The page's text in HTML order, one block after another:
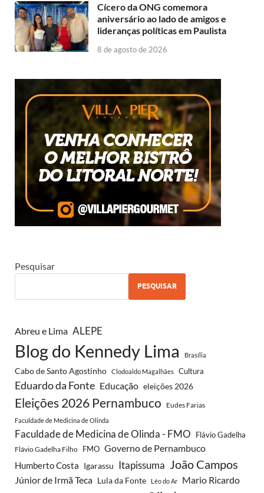
Cícero da ONG comemora
aniversário ao lado de amigos e
lideranças políticas em Paulista
8 de agosto de 2026
Pesquisar
PESQUISAR
Abreu e Lima ALEPE
Blog do Kennedy Lima Brasília
Cabo de Santo Agostinho Clodoaldo Magalhães Cultura
Eduardo da Fonte Educação eleições 2026
Eleições 2026 Pernambuco Eudes Farias
Faculdade de Medicina de Olinda
Faculdade de Medicina de Olinda - FMO Flávio Gadelha
Flávio Gadelha Filho FMO Governo de Pernambuco
Humberto Costa Igarassu Itapissuma João Campos
Júnior de Irmã Teca Lula da Fonte Léo do Ar Mario Ricardo